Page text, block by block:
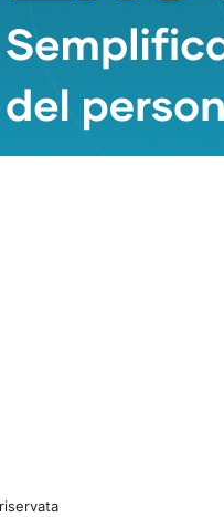
(Web Info)